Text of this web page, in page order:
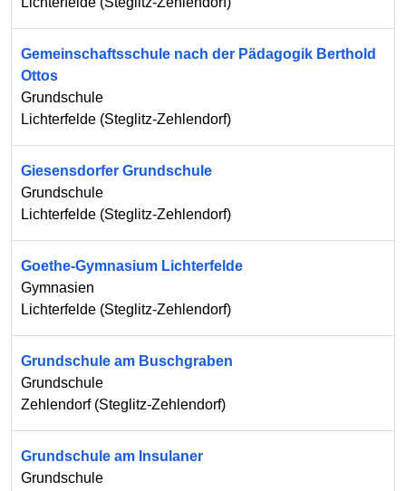
Gemeinschaftsschule nach der Pädagogik Berthold
Ottos
Grundschule
Lichterfelde (Steglitz-Zehlendorf)
Giesensdorfer Grundschule
Grundschule
Lichterfelde (Steglitz-Zehlendorf)
Goethe-Gymnasium Lichterfelde
Gymnasien
Lichterfelde (Steglitz-Zehlendorf)
Grundschule am Buschgraben
Grundschule
Zehlendorf(Steglitz-Zehlendorf)
Grundschule am Insulaner
Grundschule